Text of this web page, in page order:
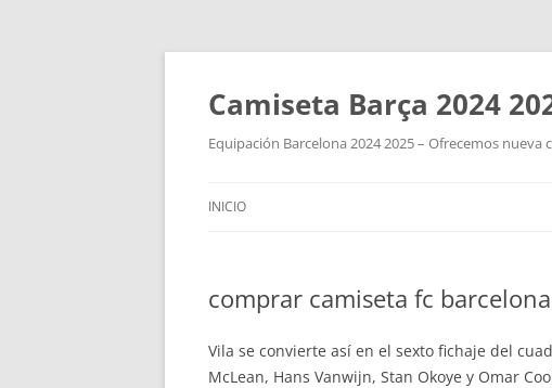
Camiseta Barça 2024
Equipación Barcelona 2024 2025 – Ofrecemos
INICIO
comprar camiseta fc
Vila se convierte así en el sexto fichaje del
McLean, Hans Vanwijn, Stan Okoye y Omar